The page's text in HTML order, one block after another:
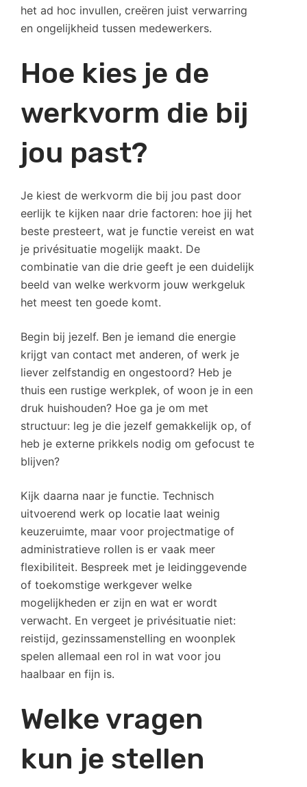
het ad hoc invullen, creëren juist verwarring
en ongelijkheid tussen medewerkers.
Hoe kies je de
werkvorm die bij
jou past?
Je kiest de werkvorm die bij jou past door
eerlijk te kijken naar drie factoren: hoe jij het
beste presteert, wat je functie vereist en wat
je privésituatie mogelijk maakt. De
combinatie van die drie geeft je een duidelijk
beeld van welke werkvorm jouw werkgeluk
het meest ten goede komt.
Begin bij jezelf. Ben je iemand die energie
krijgt van contact met anderen, of werk je
liever zelfstandig en ongestoord? Heb je
thuis een rustige werkplek, of woon je in een
druk huishouden? Hoe ga je om met
structuur: leg je die jezelf gemakkelijk op, of
heb je externe prikkels nodig om gefocust te
blijven?
Kijk daarna naar je functie. Technisch
uitvoerend werk op locatie laat weinig
keuzeruimte, maar voor projectmatige of
administratieve rollen is er vaak meer
flexibiliteit. Bespreek met je leidinggevende
of toekomstige werkgever welke
mogelijkheden er zijn en wat er wordt
verwacht. En vergeet je privésituatie niet:
reistijd, gezinssamenstelling en woonplek
spelen allemaal een rol in wat voor jou
haalbaar en fijn is.
Welke vragen
kun je stellen